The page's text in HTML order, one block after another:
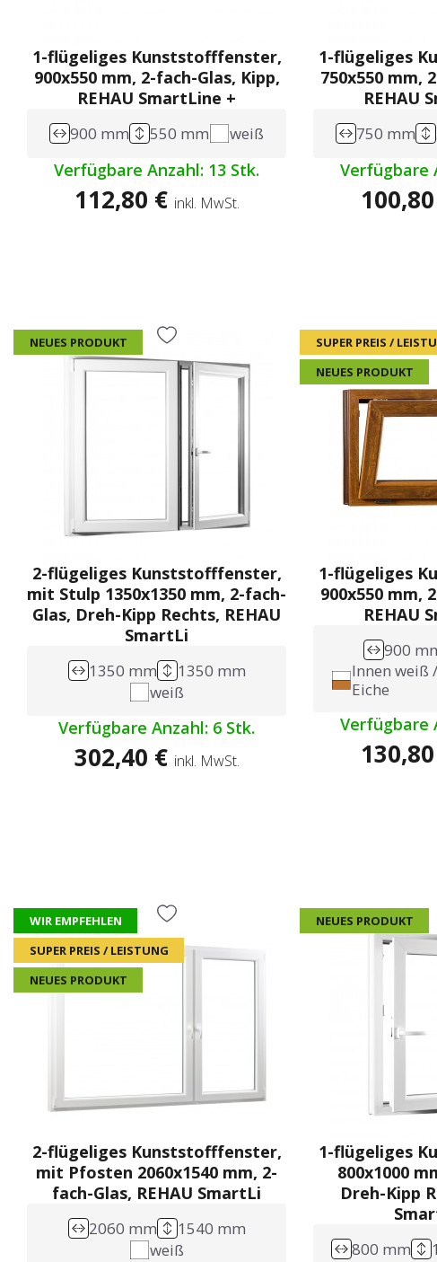
1-flügeliges Kunststofffenster,
900x550 mm, 2-fach-Glas, Kipp,
REHAU SmartLine +
900 mm 550 mm weiß
Verfügbare Anzahl: 13 Stk.
112,80 € inkl. MwSt.
1-flügeliges
750x550 mm,
REHAU
750 mm
Verfügbare
NEUES PRODUKT
2-flügeliges Kunststofffenster,
mit Stulp 1350x1350 mm, 2-fach-
Glas, Dreh-Kipp Rechts, REHAU
SmartLi
1350 mm
1350 mm
weiß
Verfügbare Anzahl: 6 Stk.
302,40 € inkl. MwSt.
SUPER PREIS /
NEUES PRODUKT
1-flügeliges
900x550 mm,
REHAU
900
Innen weiß
Eiche
Verfügbare
WIR EMPFEHLEN
SUPER PREIS / LEISTUNG
NEUES PRODUKT
2-flügeliges Kunststofffenster,
mit Pfosten 2060x1540 mm, 2-
fach-Glas, REHAU SmartLi
2060 mm
1540 mm
weiß
NEUES PRODUKT
1-flügeliges
800x1000
Dreh-Kipp
800 mm